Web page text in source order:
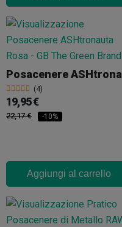
(4)
19,95 €
22,17 € -10%
Aggiungi al carrello